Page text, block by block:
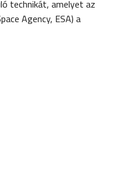
technikát, amelyet az
Agency, ESA) a